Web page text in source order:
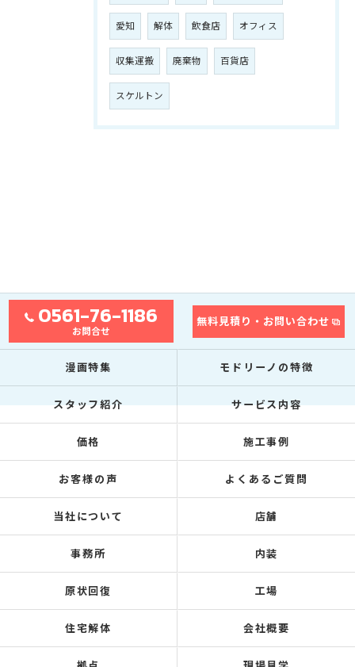
愛知 解体 飲食店 オフィス
収集運搬 廃棄物 百貨店
スケルトン
0561-76-1186
お問合せ
無料見積り・お問い合わせ
漫画特集 モドリーノの特徴
スタッフ紹介 サービス内容
価格 施工事例
お客様の声 よくあるご質問
当社について 店舗
事務所 内装
原状回復 工場
住宅解体 会社概要